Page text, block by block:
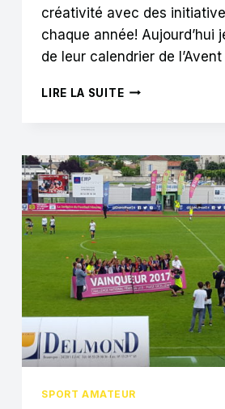
créativité avec des
chaque année! Aujourd’hui
de leur calendrier de
LIRE LA SUITEBEST
DISTRICT
DE
FOOTBALL
DE
DORDOGNE
UN
CALENDRIER
DE
DIGITAL
POUR
SOUTENIR
TÉLÉTHON
SPORT AMATEUR